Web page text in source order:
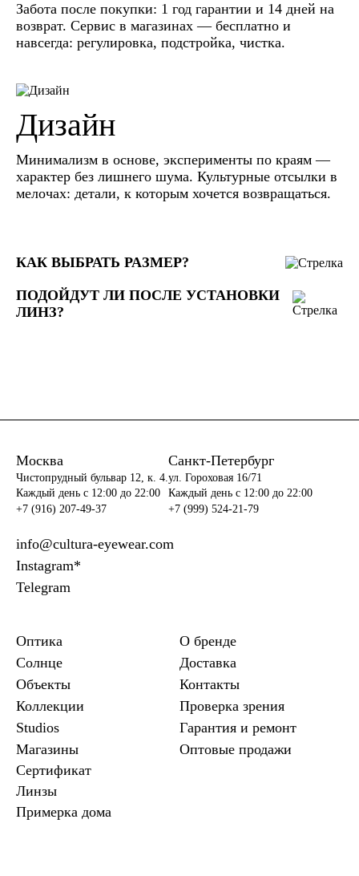
Забота после покупки: 1 год гарантии и 14 дней на
возврат. Сервис в магазинах — бесплатно и
навсегда: регулировка, подстройка, чистка.
Дизайн
Минимализм в основе, эксперименты по краям —
характер без лишнего шума. Культурные отсылки в
мелочах: детали, к которым хочется возвращаться.
КАК ВЫБРАТЬ РАЗМЕР?
ПОДОЙДУТ ЛИ ПОСЛЕ УСТАНОВКИ
ЛИНЗ?
Москва
Чистопрудный бульвар 12, к. 4.
Каждый день c 12:00 до 22:00
+7 (916) 207-49-37
Санкт-Петербург
ул. Гороховая 16/71
Каждый день c 12:00 до 22:00
+7 (999) 524-21-79
info@cultura-eyewear.com
Instagram*
Telegram
Оптика
Солнце
Объекты
Коллекции
Studios
Магазины
Сертификат
Линзы
Примерка дома
О бренде
Доставка
Контакты
Проверка зрения
Гарантия и ремонт
Оптовые продажи